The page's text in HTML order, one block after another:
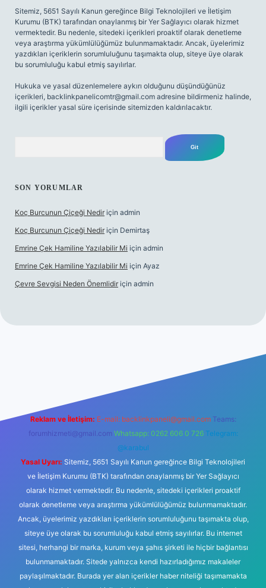
Sitemiz, 5651 Sayılı Kanun gereğince Bilgi Teknolojileri ve İletişim
Kurumu (BTK) tarafından onaylanmış bir Yer Sağlayıcı olarak hizmet
vermektedir. Bu nedenle, sitedeki içerikleri proaktif olarak denetleme
veya araştırma yükümlülüğümüz bulunmamaktadır. Ancak, üyelerimiz
yazdıkları içeriklerin sorumluluğunu taşımakta olup, siteye üye olarak
bu sorumluluğu kabul etmiş sayılırlar.
Hukuka ve yasal düzenlemelere aykırı olduğunu düşündüğünüz
içerikleri, backlinkpanelicomtr@gmail.com adresine bildirmeniz halinde,
ilgili içerikler yasal süre içerisinde sitemizden kaldırılacaktır.
SON YORUMLAR
Koç Burcunun Çiçeği Nedir için admin
Koç Burcunun Çiçeği Nedir için Demirtaş
Emrine Çek Hamiline Yazılabilir Mi için admin
Emrine Çek Hamiline Yazılabilir Mi için Ayaz
Çevre Sevgisi Neden Önemlidir için admin
Reklam ve İletişim: E-mail: backlinkpaneli@gmail.com Teams:
forumhizmeti@gmail.com Whatsapp: 0262 606 0 726 Telegram:
@karabul
Yasal Uyarı: Sitemiz, 5651 Sayılı Kanun gereğince Bilgi Teknolojileri
ve İletişim Kurumu (BTK) tarafından onaylanmış bir Yer Sağlayıcı
olarak hizmet vermektedir. Bu nedenle, sitedeki içerikleri proaktif
olarak denetleme veya araştırma yükümlülüğümüz bulunmamaktadır.
Ancak, üyelerimiz yazdıkları içeriklerin sorumluluğunu taşımakta olup,
siteye üye olarak bu sorumluluğu kabul etmiş sayılırlar. Bu internet
sitesi, herhangi bir marka, kurum veya şahıs şirketi ile hiçbir bağlantısı
bulunmamaktadır. Sitede yalnızca kendi hazırladığımız makaleler
paylaşılmaktadır. Burada yer alan içerikler haber niteliği taşımamakta